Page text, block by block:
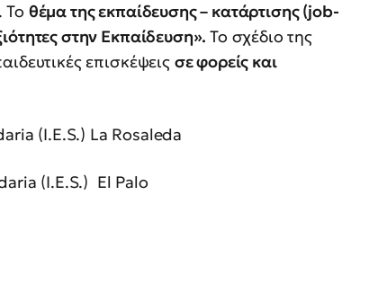
Το θέμα της εκπαίδευσης – κατάρτισης (job-
στην Εκπαίδευση».Το σχέδιο της
επισκέψεις σε φορείς και
(I.E.S.) La Rosaleda
(I.E.S.) El Palo